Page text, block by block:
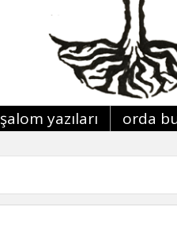
şalom yazıları orda